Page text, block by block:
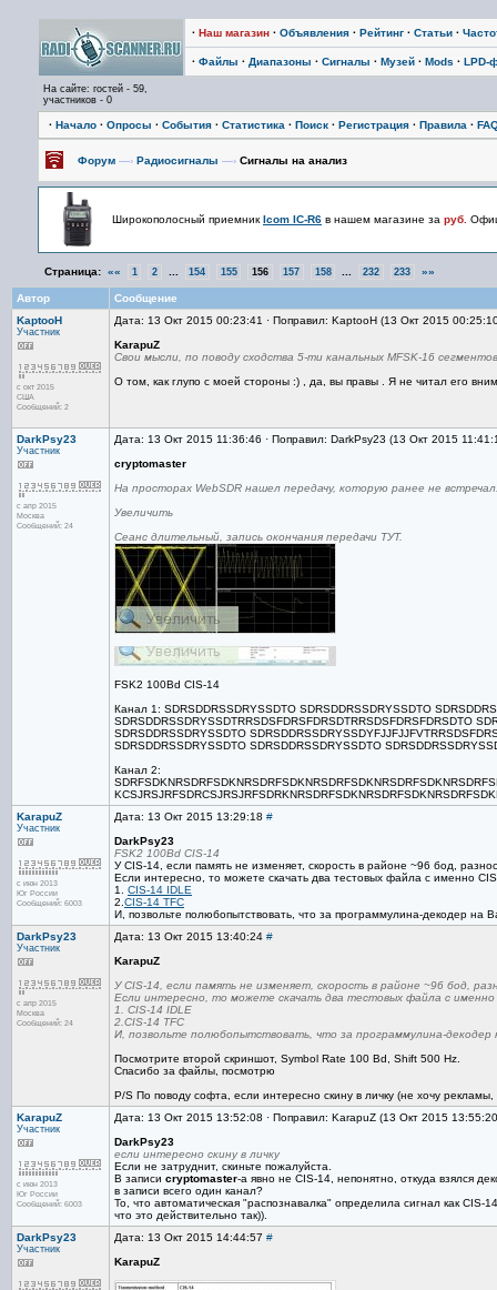
· Наш магазин · Объявления · Рейтинг · Статьи ·
· Файлы · Диапазоны · Сигналы · Музей · Mods · LPD-
На сайте: гостей - 59,
участников - 0
· Начало · Опросы · События · Статистика · Поиск · Регистрация · Правила ·
Форум —› Радиосигналы —› Сигналы на анализ
Широкополосный приемник Icom IC-R6 в нашем магазине за руб.
Страница: «« 1 2 154 155 156 157 158 232 233 »»
Автор
Сообщение
KaptooH
Участник
с окт 2015
США
Сообщений: 2
Дата: 13 Окт 2015 00:23:41 · Поправил: KaptooH (13 Окт 2015
KarapuZ
Свои мысли, по поводу сходства 5-ти канальных MFSK-16
О том, как глупо с моей стороны :) , да, вы правы . Я не читал его
DarkPsy23
Участник
с апр 2015
Москва
Сообщений: 24
Дата: 13 Окт 2015 11:36:46 · Поправил: DarkPsy23 (13 Окт 2015
cryptomaster
На просторах WebSDR нашел передачу, которую ранее не
Увеличить
Сеанс длительный, запись окончания передачи ТУТ.
FSK2 100Bd CIS-14
Канал 1: SDRSDDRSSDRYSSDTO SDRSDDRSSDRYSSDTO
SDRSDDRSSDRYSSDTRRSDSFDRSFDRSDTRRSDSFDRSFDRSDTO
SDRSDDRSSDRYSSDTO
SDRSDDRSSDRYSSDTO SDRSDDRSSDRYSSDTO
Канал 2:
KarapuZ
Участник
с июн 2013
Юг России
Сообщений: 6003
Дата: 13 Окт 2015 13:29:18 #
DarkPsy23
FSK2 100Bd CIS-14
У CIS-14, если память не изменяет, скорость в районе ~96 бод,
Если интересно, то можете скачать два тестовых файла с именно
1. CIS-14 IDLE
2. CIS-14 TFC
И, позвольте полюбопытствовать, что за программулина-декодер на
DarkPsy23
Участник
с апр 2015
Москва
Сообщений: 24
Дата: 13 Окт 2015 13:40:24 #
KarapuZ
У CIS-14, если память не изменяет, скорость в районе ~96 бод,
Если интересно, то можете скачать два тестовых файла с именно
1. CIS-14 IDLE
2.CIS-14 TFC
И, позвольте полюбопытствовать, что за программулина-
Посмотрите второй скриншот, Symbol Rate 100 Bd, Shift 500 Hz.
Спасибо за файлы, посмотрю
P/S По поводу софта, если интересно скину в личку (не хочу рекламы,
KarapuZ
Участник
с июн 2013
Юг России
Сообщений: 6003
Дата: 13 Окт 2015 13:52:08 · Поправил: KarapuZ (13 Окт 2015
DarkPsy23
если интересно скину в личку
Если не затруднит, скиньте пожалуйста.
В записи cryptomaster-а явно не CIS-14, непонятно, откуда взялся
в записи всего один канал?
То, что автоматическая "распознавалка" определила сигнал как CIS-
что это действительно так)).
DarkPsy23
Участник
Дата: 13 Окт 2015 14:44:57 #
KarapuZ